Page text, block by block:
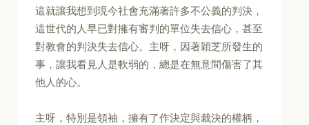
這就讓我想到現今社會充滿著許多不公義的判決，
這世代的人早已對擁有審判的單位失去信心，甚至
對教會的判決失去信心。主呀，因著穎芝所發生的
事，讓我看見人是軟弱的，總是在無意間傷害了其
他人的心。
主呀，特別是領袖，擁有了作決定與裁決的權柄，